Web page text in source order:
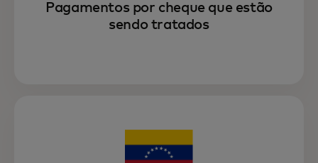
Pagamentos por cheque que estão
sendo tratados